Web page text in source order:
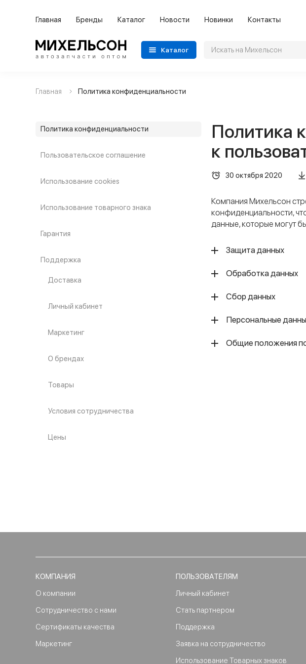
Главная Бренды Каталог Новости Новинки Контакты
Каталог
Применяемость
Главная Политика конфиденциальности
Политика конфиденциальности
Пользовательское соглашение
Использование cookies
Использование товарного знака
Гарантия
Поддержка
Доставка
Личный кабинет
Маркетинг
О брендах
Товары
Условия сотрудничества
Цены
Политика
к
30 октября 2020
Компания Михельсон
конфиденциальности,
данные, которые могут
Защита данных
Обработка данных
Сбор данных
Персональные
Общие положения
КОМПАНИЯ
О компании
Сотрудничество с нами
Сертификаты качества
Маркетинг
ПОЛЬЗОВАТЕЛЯМ
Личный кабинет
Стать партнером
Поддержка
Заявка на сотрудничество
Использование Товарных знаков